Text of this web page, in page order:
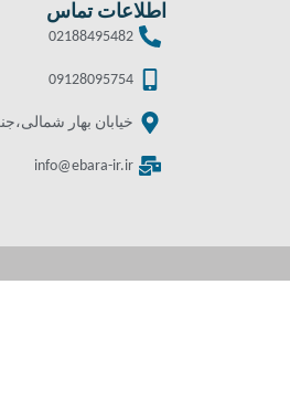
اطلاعات تماس
02188495482
09128095754
خیابان بهار
info@ebara-ir.ir